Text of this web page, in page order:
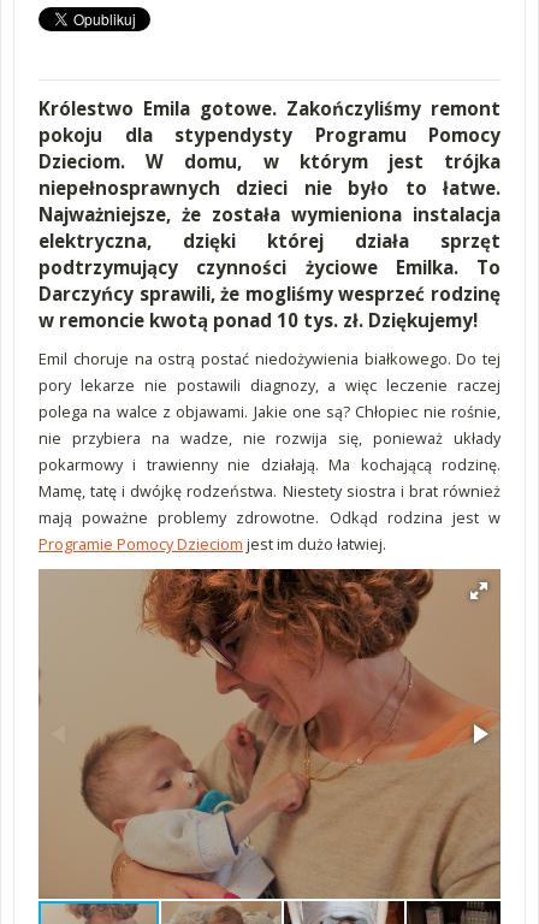
Królestwo Emila gotowe. Zakończyliśmy remont
pokoju dla stypendysty Programu Pomocy
Dzieciom. W domu, w którym jest trójka
niepełnosprawnych dzieci nie było to łatwe.
Najważniejsze, że została wymieniona instalacja
elektryczna, dzięki której działa sprzęt
podtrzymujący czynności życiowe Emilka. To
Darczyńcy sprawili, że mogliśmy wesprzeć rodzinę
w remoncie kwotą ponad 10 tys. zł. Dziękujemy!
Emil choruje na ostrą postać niedożywienia białkowego. Do tej
pory lekarze nie postawili diagnozy, a więc leczenie raczej
polega na walce z objawami. Jakie one są? Chłopiec nie rośnie,
nie przybiera na wadze, nie rozwija się, ponieważ układy
pokarmowy i trawienny nie działają. Ma kochającą rodzinę.
Mamę, tatę i dwójkę rodzeństwa. Niestety siostra i brat również
mają poważne problemy zdrowotne. Odkąd rodzina jest w
Programie Pomocy Dzieciom jest im dużo łatwiej.